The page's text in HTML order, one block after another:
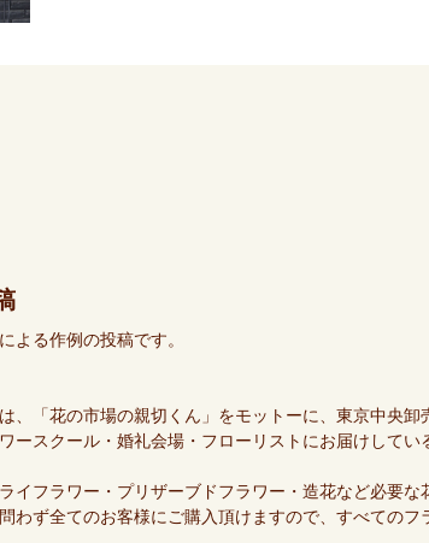
よる作例の投稿です。
、「花の市場の親切くん」をモットーに、東京中央
ースクール・婚礼会場・フローリストにお届けしてい
イフラワー・プリザーブドフラワー・造花など必要
わず全てのお客様にご購入頂けますので、すべてのフ